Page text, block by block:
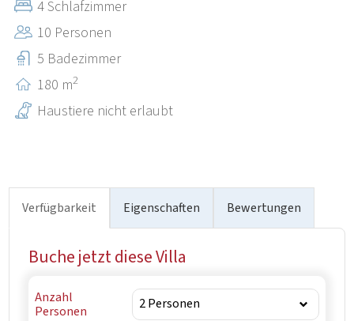
4 Schlafzimmer
10 Personen
5 Badezimmer
180 m2
Haustiere nicht erlaubt
Verfügbarkeit Eigenschaften Bewertungen
Buche jetzt diese Villa
Anzahl
Personen